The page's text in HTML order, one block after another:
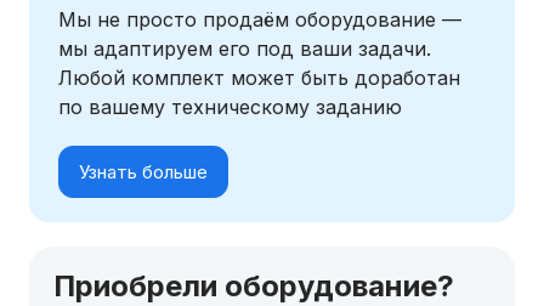
Мы не просто продаём оборудование —
мы адаптируем его под ваши задачи.
Любой комплект может быть доработан
по вашему техническому заданию
Узнать больше
Приобрели оборудование?